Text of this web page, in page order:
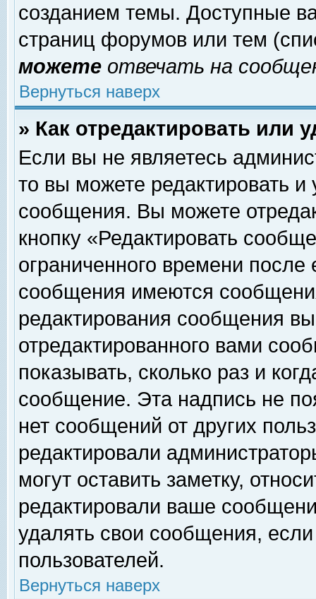
созданием темы. Доступные
страниц форумов или тем
можете отвечать на
Вернуться наверх
» Как отредактировать или
Если вы не являетесь
то вы можете редактировать и
сообщения. Вы можете
кнопку «Редактировать
ограниченного времени
сообщения имеются
редактирования сообщения
отредактированного вами
показывать, сколько раз и
сообщение. Эта надпись не
нет сообщений от других
редактировали
могут оставить заметку,
редактировали ваше
удалять свои сообщения,
пользователей.
Вернуться наверх